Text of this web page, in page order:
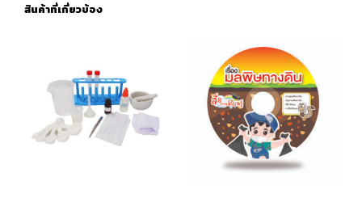
สินค้าที่เกี่ยวข้อง